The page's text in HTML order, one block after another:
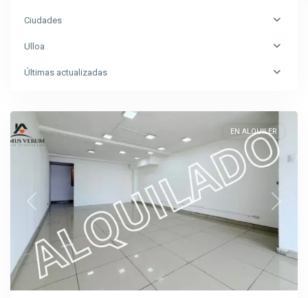
Ciudades
Ulloa
Últimas actualizadas
Previous Next
EN ALQUILER